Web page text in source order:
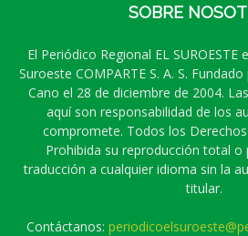
SOBRE
El Periódico Regional EL SUROESTE
Suroeste COMPARTE S. A. S.
Cano el 28 de diciembre de 2004.
aquí son responsabilidad de los
compromete. Todos los Derechos
Prohibida su reproducción total o
traducción a cualquier idioma sin la
titular.
Contáctanos: